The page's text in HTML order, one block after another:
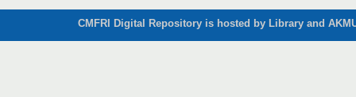
CMFRI Digital Repository is hosted by Library and